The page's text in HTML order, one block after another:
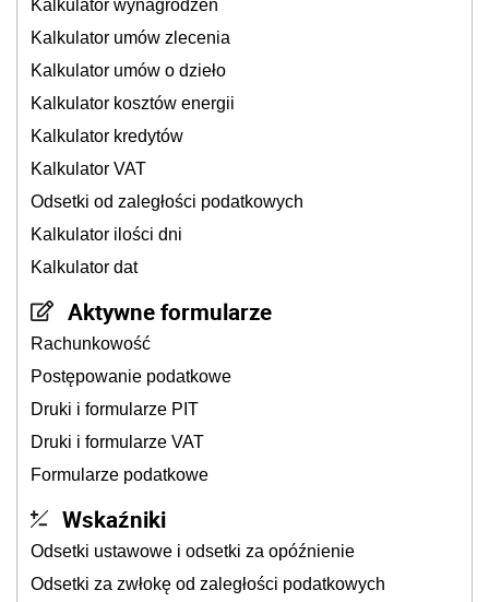
Kalkulator wynagrodzeń
Kalkulator umów zlecenia
Kalkulator umów o dzieło
Kalkulator kosztów energii
Kalkulator kredytów
Kalkulator VAT
Odsetki od zaległości podatkowych
Kalkulator ilości dni
Kalkulator dat
Aktywne formularze
Rachunkowość
Postępowanie podatkowe
Druki i formularze PIT
Druki i formularze VAT
Formularze podatkowe
Wskaźniki
Odsetki ustawowe i odsetki za opóźnienie
Odsetki za zwłokę od zaległości podatkowych